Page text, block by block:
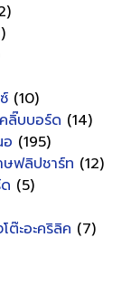
(10)
ลิ๊บบอร์ด (14)
(195)
ษฟลิปชาร์ท (12)
(5)
ต๊ะอะคริลิค (7)